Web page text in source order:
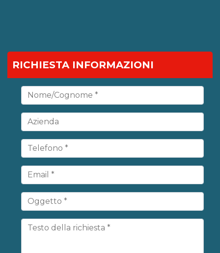
RICHIESTA INFORMAZIONI